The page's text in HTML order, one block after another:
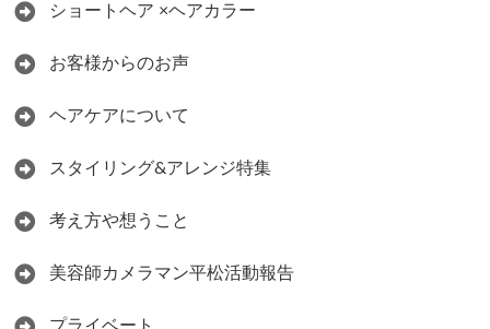
ショートヘア ×ヘアカラー
お客様からのお声
ヘアケアについて
スタイリング&アレンジ特集
考え方や想うこと
美容師カメラマン平松活動報告
プライベート